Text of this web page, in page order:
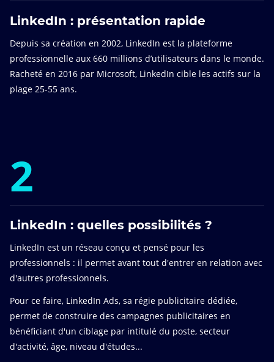
LinkedIn : présentation rapide
Depuis sa création en 2002, LinkedIn est la plateforme
professionnelle aux 660 millions d’utilisateurs dans le monde.
Racheté en 2016 par Microsoft, LinkedIn cible les actifs sur la
plage 25-55 ans.
2
LinkedIn : quelles possibilités ?
LinkedIn est un réseau conçu et pensé pour les
professionnels : il permet avant tout d'entrer en relation avec
d'autres professionnels.
Pour ce faire, LinkedIn Ads, sa régie publicitaire dédiée,
permet de construire des campagnes publicitaires en
bénéficiant d'un ciblage par intitulé du poste, secteur
d'activité, âge, niveau d'études...